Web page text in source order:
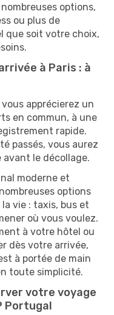
options,
ou plus de
que soit votre choix,
à Paris : à
apprécierez un
en commun, à une
rapide.
passés, vous aurez
le décollage.
moderne et
options
vie : taxis, bus et
où vous voulez.
à votre hôtel ou
dès votre arrivée,
à portée de main
toute simplicité.
votre voyage
Portugal